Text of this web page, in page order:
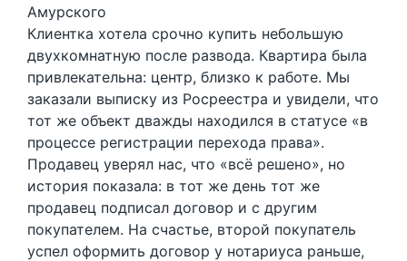
Амурского
Клиентка хотела срочно купить небольшую
двухкомнатную после развода. Квартира была
привлекательна: центр, близко к работе. Мы
заказали выписку из Росреестра и увидели, что
тот же объект дважды находился в статусе «в
процессе регистрации перехода права».
Продавец уверял нас, что «всё решено», но
история показала: в тот же день тот же
продавец подписал договор и с другим
покупателем. На счастье, второй покупатель
успел оформить договор у нотариуса раньше,